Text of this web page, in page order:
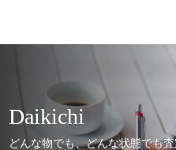
Daikichi
どんな物でも、どんな状態でも